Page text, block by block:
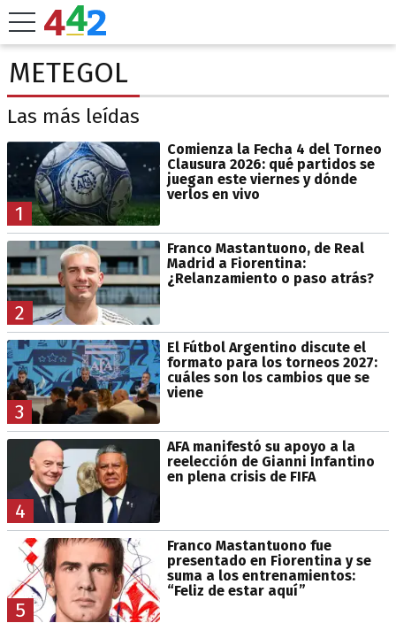
METEGOL
Las más leídas
1
Comienza la Fecha 4 del Torneo
Clausura 2026: qué partidos se
juegan este viernes y dónde
verlos en vivo
2
Franco Mastantuono, de Real
Madrid a Fiorentina:
¿Relanzamiento o paso atrás?
3
El Fútbol Argentino discute el
formato para los torneos 2027:
cuáles son los cambios que se
viene
4
AFA manifestó su apoyo a la
reelección de Gianni Infantino
en plena crisis de FIFA
5
Franco Mastantuono fue
presentado en Fiorentina y se
suma a los entrenamientos:
“Feliz de estar aquí”